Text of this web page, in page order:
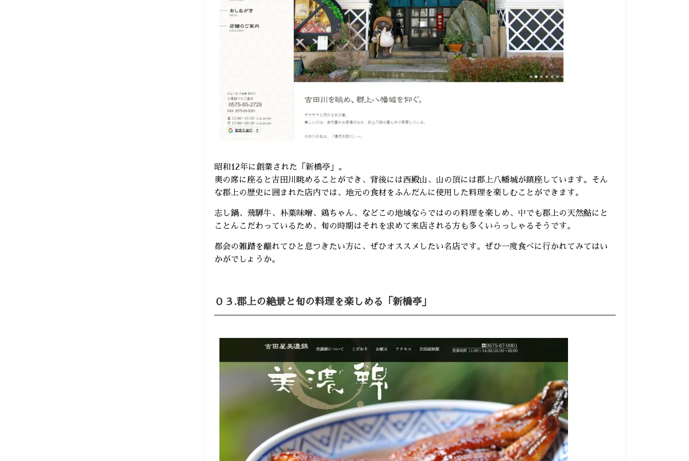
昭和12年に創業された「新橋亭」。
奥の席に座ると吉田川眺めることができ、背後には西殿山、山の頂には郡上八幡城が鎮座しています。そん
な郡上の歴史に囲まれた店内では、地元の食材をふんだんに使用した料理を楽しむことができます。
志し鍋、飛騨牛、朴葉味噌、鶏ちゃん、などこの地域ならではのの料理を楽しめ、中でも郡上の天然鮎にと
ことんこだわっているため、旬の時期はそれを求めて来店される方も多くいらっしゃるそうです。
都会の雑踏を離れてひと息つきたい方に、ぜひオススメしたい名店です。ぜひ一度食べに行かれてみてはい
かがでしょうか。
０３.郡上の絶景と旬の料理を楽しめる「新橋亭」